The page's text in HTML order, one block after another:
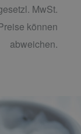
MwSt.
können
abweichen.